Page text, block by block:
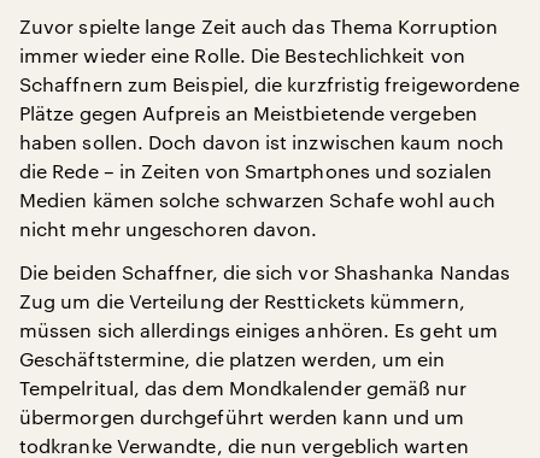
Zuvor spielte lange Zeit auch das Thema Korruption
immer wieder eine Rolle. Die Bestechlichkeit von
Schaffnern zum Beispiel, die kurzfristig freigewordene
Plätze gegen Aufpreis an Meistbietende vergeben
haben sollen. Doch davon ist inzwischen kaum noch
die Rede – in Zeiten von Smartphones und sozialen
Medien kämen solche schwarzen Schafe wohl auch
nicht mehr ungeschoren davon.
Die beiden Schaffner, die sich vor Shashanka Nandas
Zug um die Verteilung der Resttickets kümmern,
müssen sich allerdings einiges anhören. Es geht um
Geschäftstermine, die platzen werden, um ein
Tempelritual, das dem Mondkalender gemäß nur
übermorgen durchgeführt werden kann und um
todkranke Verwandte, die nun vergeblich warten